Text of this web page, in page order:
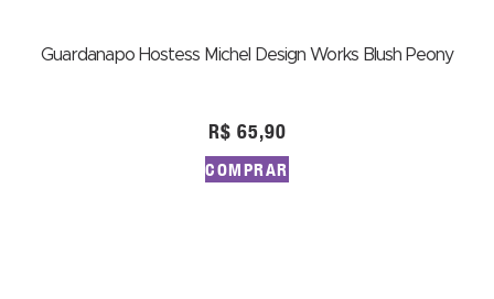
Guardanapo Hostess Michel Design Works Blush Peony
R$ 65,90
COMPRAR